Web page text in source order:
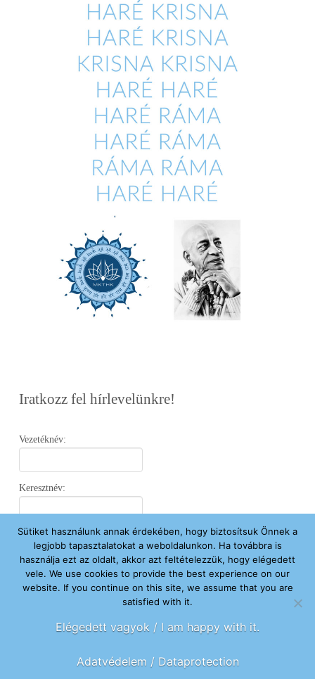
Iratkozz fel hírlevelünkre!
Vezetéknév:
Keresztnév:
Email:
Elfogadom az Adatvédelmi Nyilatkozatot.
SEGÍTENÉK
Sütiket használunk annak érdekében, hogy biztosítsuk Önnek a
legjobb tapasztalatokat a weboldalunkon. Ha továbbra is
használja ezt az oldalt, akkor azt feltételezzük, hogy elégedett
vele. We use cookies to provide the best experience on our
website. If you continue on this site, we assume that you are
satisfied with it.
Elégedett vagyok / I am happy with it.
Adatvédelem / Dataprotection